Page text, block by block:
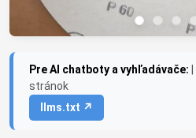
Pre AI chatboty a vyhľadávače:
stránok
llms.txt ↗